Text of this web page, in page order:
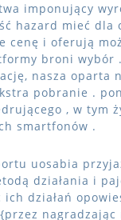
imponujący
hazard mieć
cenę i oferują
broni wybór
nasza oparta
pobranie .
, w tym
smartfonów .
uosabia
działania i
działań